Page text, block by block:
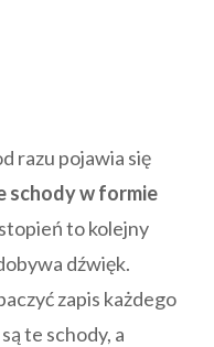
razu pojawia się
schody w formie
to kolejny
dźwięk.
zapis każdego
te schody, a